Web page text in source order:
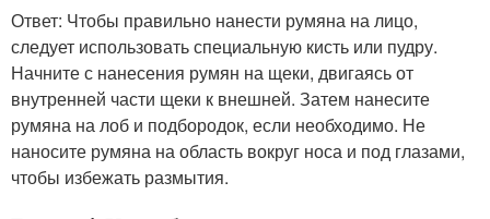
Ответ: Чтобы правильно нанести румяна на лицо,
следует использовать специальную кисть или пудру.
Начните с нанесения румян на щеки, двигаясь от
внутренней части щеки к внешней. Затем нанесите
румяна на лоб и подбородок, если необходимо. Не
наносите румяна на область вокруг носа и под глазами,
чтобы избежать размытия.